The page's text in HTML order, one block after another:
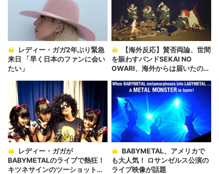
来日 「早く日本のファンに会い
たい」
を賑わすバンドSEKAI NO
OWARI、海外からは届いたの
BABYMETALのライブで熱狂！
キツネサインのツーショットも
も大人気！ ロサンゼルス公演の
ライブ映像が話題